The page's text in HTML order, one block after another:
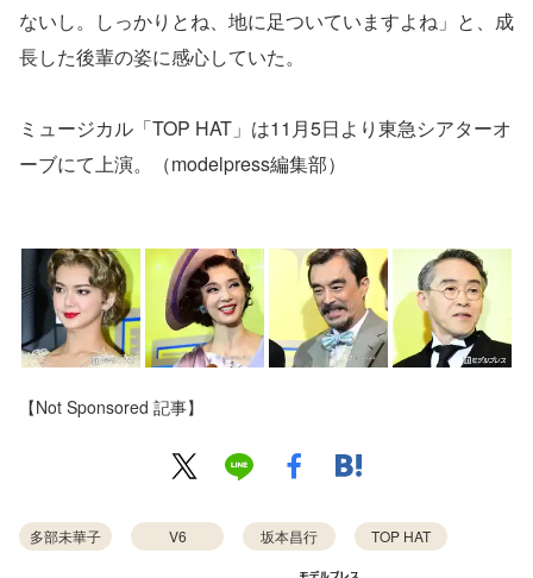
ないし。しっかりとね、地に足ついていますよね」と、成
長した後輩の姿に感心していた。
ミュージカル「TOP HAT」は11月5日より東急シアターオ
ーブにて上演。（modelpress編集部）
【Not Sponsored 記事】
多部未華子 V6 坂本昌行 TOP HAT